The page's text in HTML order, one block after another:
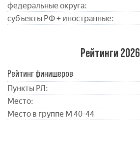
федеральные округа:
субъекты РФ + иностранные:
Рейтинги 2026
Рейтинг финишеров
Пункты РЛ:
Место:
Место в группе М 40-44